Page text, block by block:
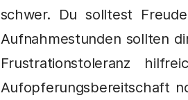
schwer. Du solltest
Aufnahmestunden sollten
Frustrationstoleranz
Aufopferungsbereitschaft